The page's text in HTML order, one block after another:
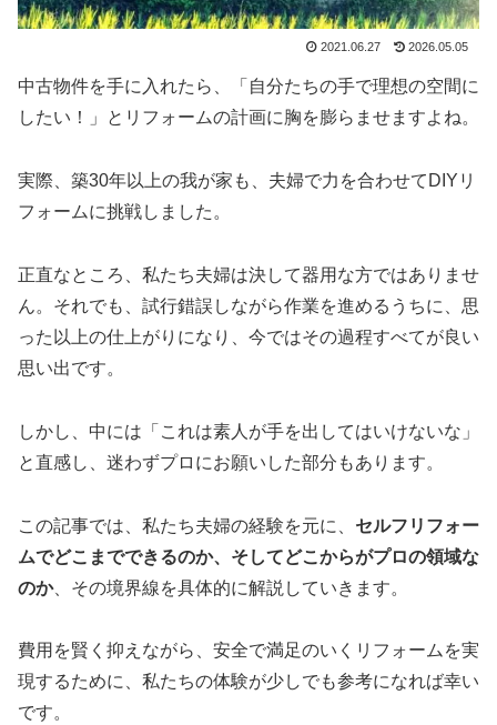
2021.06.27 2026.05.05
中古物件を手に入れたら、「自分たちの手で理想の空間に
したい！」とリフォームの計画に胸を膨らませますよね。
実際、築30年以上の我が家も、夫婦で力を合わせてDIYリ
フォームに挑戦しました。
正直なところ、私たち夫婦は決して器用な方ではありませ
ん。それでも、試行錯誤しながら作業を進めるうちに、思
った以上の仕上がりになり、今ではその過程すべてが良い
思い出です。
しかし、中には「これは素人が手を出してはいけないな」
と直感し、迷わずプロにお願いした部分もあります。
この記事では、私たち夫婦の経験を元に、 セルフリフォー
ムでどこまでできるのか、そしてどこからがプロの領域な
のか、その境界線を具体的に解説していきます。
費用を賢く抑えながら、安全で満足のいくリフォームを実
現するために、私たちの体験が少しでも参考になれば幸い
です。